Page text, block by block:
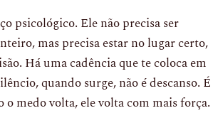
psicológico. Ele não precisa ser
mas precisa estar no lugar certo,
Há uma cadência que te coloca em
quando surge, não é descanso. É
o medo volta, ele volta com mais força.